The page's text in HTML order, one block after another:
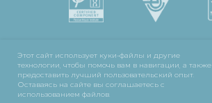
Этот сайт использует куки-файлы и другие
технологии, чтобы помочь вам в навигации, а также
предоставить лучший пользовательский опыт.
Оставаясь на сайте вы соглашаетесь с
использованием файлов.